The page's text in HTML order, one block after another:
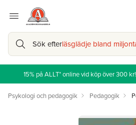
Sök efterläsglädje bland
15% på ALLT* online vid köp över 300
Psykologi och pedagogik Pedagogik